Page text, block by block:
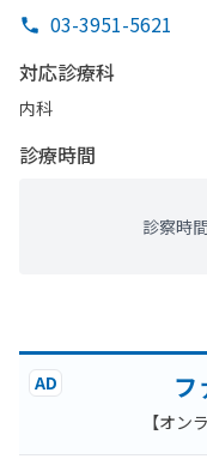
03-3951-5621
対応診療科
内科
診療時間
診察時
AD フ
【オン